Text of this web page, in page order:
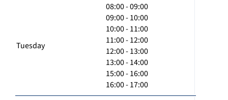
Tuesday
08:00 - 09:00
09:00 - 10:00
10:00 - 11:00
11:00 - 12:00
12:00 - 13:00
13:00 - 14:00
15:00 - 16:00
16:00 - 17:00